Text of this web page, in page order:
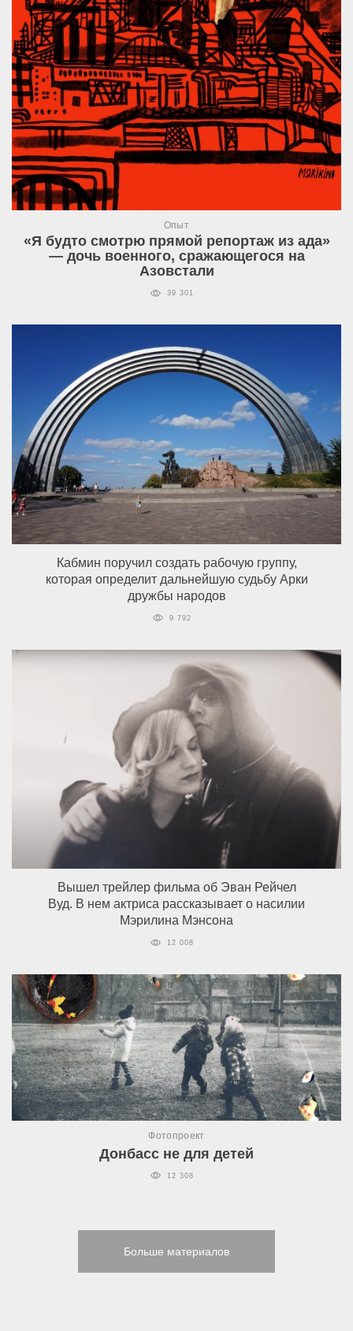
Опыт
«Я будто смотрю прямой репортаж из ада»
— дочь военного, сражающегося на
Азовстали
39 301
Кабмин поручил создать рабочую группу,
которая определит дальнейшую судьбу Арки
дружбы народов
9 792
Вышел трейлер фильма об Эван Рейчел
Вуд. В нем актриса рассказывает о насилии
Мэрилина Мэнсона
12 008
Фотопроект
Донбасс не для детей
12 308
Больше материалов